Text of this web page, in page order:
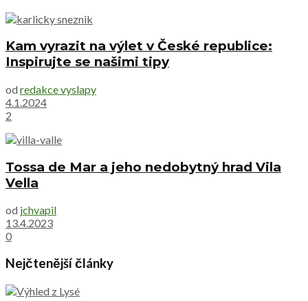
Kam vyrazit na výlet v České republice:
Inspirujte se našimi tipy
od redakce vyslapy
4.1.2024
2
Tossa de Mar a jeho nedobytný hrad Vila
Vella
od jchvapil
13.4.2023
0
Nejčtenější články